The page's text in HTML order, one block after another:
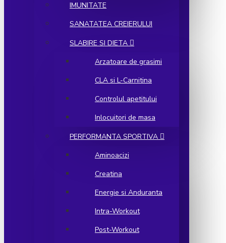
IMUNITATE
SANATATEA CREIERULUI
SLABIRE SI DIETA
Arzatoare de grasimi
CLA si L-Carnitina
Controlul apetitului
Inlocuitori de masa
PERFORMANTA SPORTIVA
Aminoacizi
Creatina
Energie si Anduranta
Intra-Workout
Post-Workout